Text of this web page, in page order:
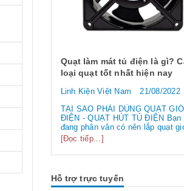
dùng
đục lỗ
thuộc
Quạt làm mát tủ điện là gì?
loại quạt tốt nhất hiện nay
Linh Kiện Việt Nam
21/08/2022
TẠI SAO PHẢI DÙNG QUẠT
ĐIỆN - QUẠT HÚT TỦ ĐIỆN Bạn
đang phân vân có nên lắp quạt gió
điện? Bạn chưa hiểu rõ công cụng
dụng của quạt gió tủ điện? Hãy
chúng tôi tìm hiểu về công dụng
mang lại. Quạt gió tủ điện VÌ SAO
PHẢI DÙ...
[Đọc tiếp...]
Hỗ trợ trực tuyến